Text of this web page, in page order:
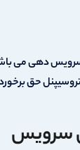
دهی می
حق
سرویس